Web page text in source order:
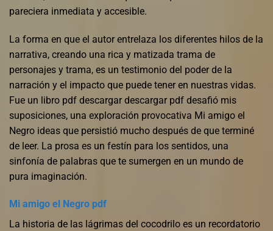
pareciera inmediata y accesible.
La forma en que el autor entrelaza los diferentes hilos de la
narrativa, creando una rica y matizada trama de
personajes y trama, es un testimonio del poder de la
narración y el impacto que puede tener en nuestras vidas.
Fue un libro pdf descargar descargar pdf desafió mis
suposiciones, una exploración provocativa Mi amigo el
Negro ideas que persistió mucho después de que terminé
de leer. La prosa es un festín para los sentidos, una
sinfonía de palabras que te sumergen en un mundo de
pura imaginación.
Mi amigo el Negro pdf
La historia de las lágrimas del cocodrilo es un recordatorio